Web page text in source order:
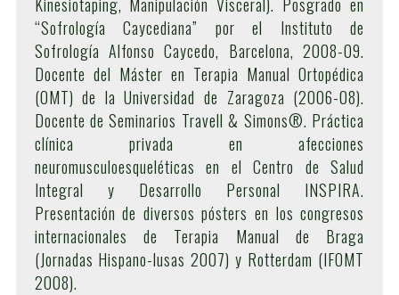
“Sofrología Caycediana” por el Instituto de
Sofrología Alfonso Caycedo, Barcelona, 2008-09.
Docente del Máster en Terapia Manual Ortopédica
(OMT) de la Universidad de Zaragoza (2006-08).
Docente de Seminarios Travell & Simons®. Práctica
clínica privada en afecciones
neuromusculoesqueléticas en el Centro de Salud
Integral y Desarrollo Personal INSPIRA.
Presentación de diversos pósters en los congresos
internacionales de Terapia Manual de Braga
(Jornadas Hispano-lusas 2007) y Rotterdam (IFOMT
2008).